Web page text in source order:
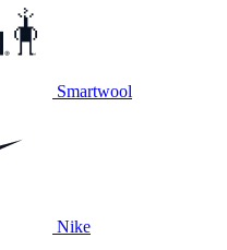
Smartwool
Nike